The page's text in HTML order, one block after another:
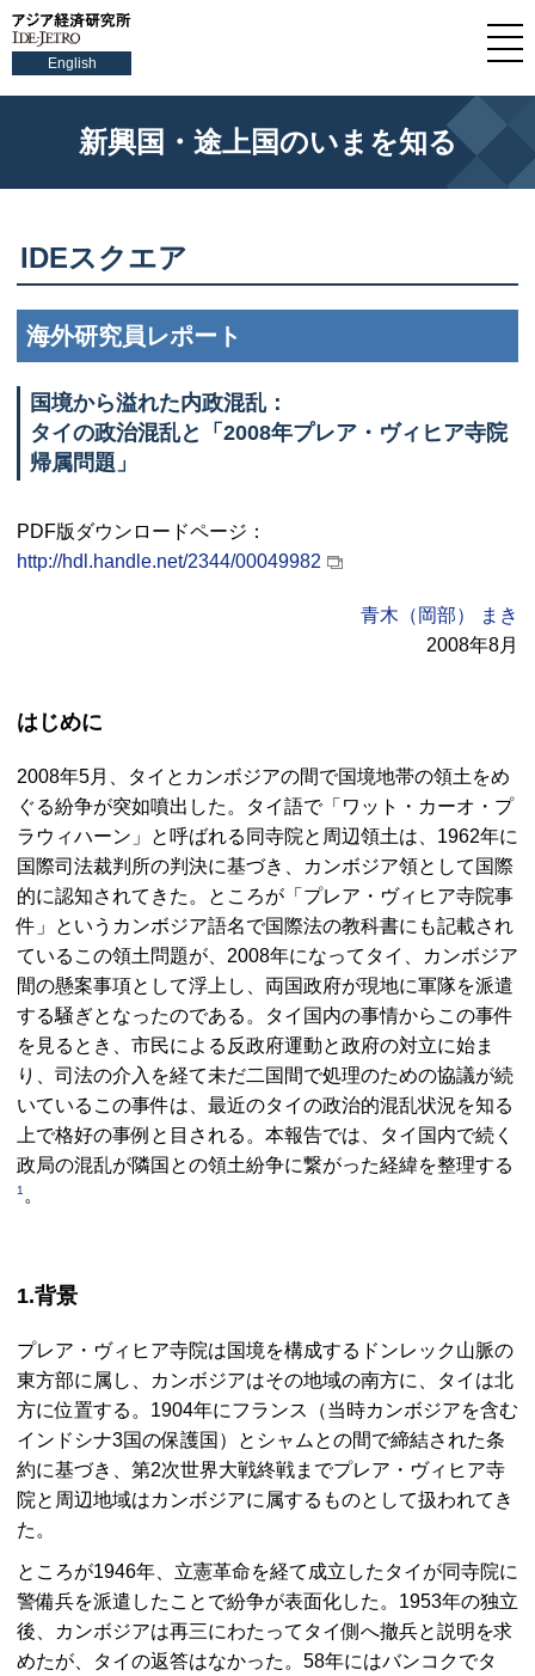
English
新興国・途上国のいまを知る
IDEスクエア
海外研究員レポート
国境から溢れた内政混乱：
タイの政治混乱と「2008年プレア・ヴィヒア寺院
帰属問題」
PDF版ダウンロードページ：
http://hdl.handle.net/2344/00049982
青木（岡部） まき
2008年8月
はじめに
2008年5月、タイとカンボジアの間で国境地帯の領土をめ
ぐる紛争が突如噴出した。タイ語で「ワット・カーオ・プ
ラウィハーン」と呼ばれる同寺院と周辺領土は、1962年に
国際司法裁判所の判決に基づき、カンボジア領として国際
的に認知されてきた。ところが「プレア・ヴィヒア寺院事
件」というカンボジア語名で国際法の教科書にも記載され
ているこの領土問題が、2008年になってタイ、カンボジア
間の懸案事項として浮上し、両国政府が現地に軍隊を派遣
する騒ぎとなったのである。タイ国内の事情からこの事件
を見るとき、市民による反政府運動と政府の対立に始ま
り、司法の介入を経て未だ二国間で処理のための協議が続
いているこの事件は、最近のタイの政治的混乱状況を知る
上で格好の事例と目される。本報告では、タイ国内で続く
政局の混乱が隣国との領土紛争に繋がった経緯を整理する
1 。
1.背景
プレア・ヴィヒア寺院は国境を構成するドンレック山脈の
東方部に属し、カンボジアはその地域の南方に、タイは北
方に位置する。1904年にフランス（当時カンボジアを含む
インドシナ3国の保護国）とシャムとの間で締結された条
約に基づき、第2次世界大戦終戦までプレア・ヴィヒア寺
院と周辺地域はカンボジアに属するものとして扱われてき
た。
ところが1946年、立憲革命を経て成立したタイが同寺院に
警備兵を派遣したことで紛争が表面化した。1953年の独立
後、カンボジアは再三にわたってタイ側へ撤兵と説明を求
めたが、タイの返答はなかった。58年にはバンコクでタ